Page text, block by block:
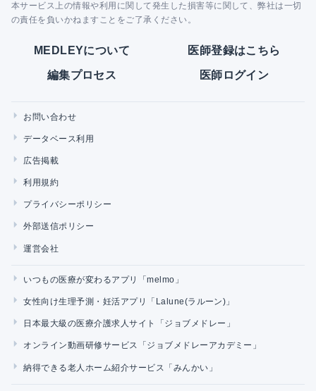
本サービス上の情報や利用に関して発生した損害等に関して、弊社は一切
の責任を負いかねますことをご了承ください。
MEDLEYについて 医師登録はこちら
編集プロセス 医師ログイン
お問い合わせ
データベース利用
広告掲載
利用規約
プライバシーポリシー
外部送信ポリシー
運営会社
いつもの医療が変わるアプリ「melmo」
女性向け生理予測・妊活アプリ「Lalune(ラルーン)」
日本最大級の医療介護求人サイト「ジョブメドレー」
オンライン動画研修サービス「ジョブメドレーアカデミー」
納得できる老人ホーム紹介サービス「みんかい」